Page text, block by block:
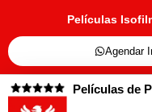
Películas
Agendar
Películas de